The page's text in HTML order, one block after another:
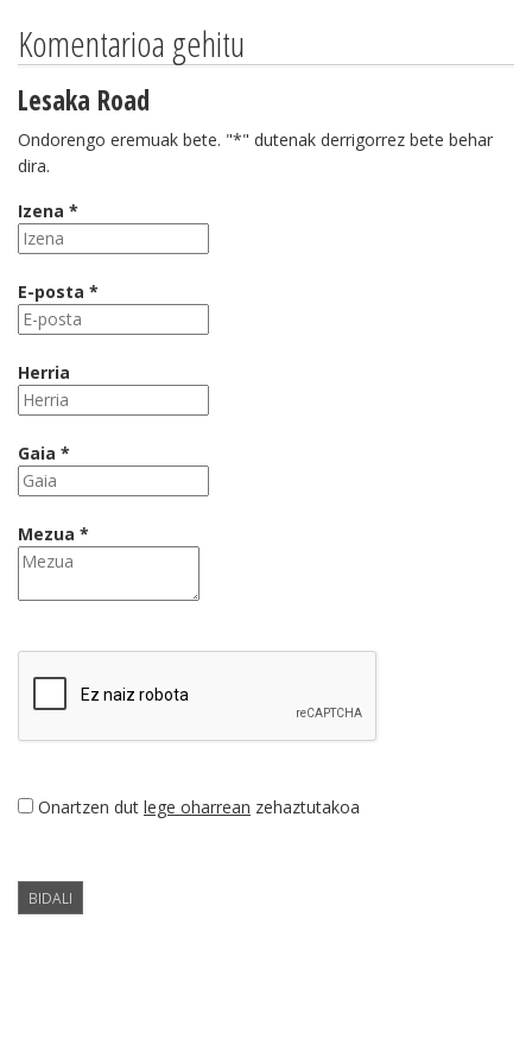
Komentarioa gehitu
Lesaka Road
Ondorengo eremuak bete. "*" dutenak derrigorrez bete behar
dira.
Izena *
E-posta *
Herria
Gaia *
Mezua *
Onartzen dut lege oharrean zehaztutakoa
BIDALI